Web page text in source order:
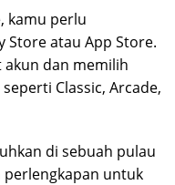
kamu perlu
Store atau App Store.
dan memilih
Classic, Arcade,
di sebuah pulau
perlengkapan untuk